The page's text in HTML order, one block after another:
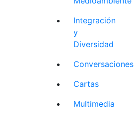
Integración
y
Diversidad
Conversaciones
Cartas
Multimedia